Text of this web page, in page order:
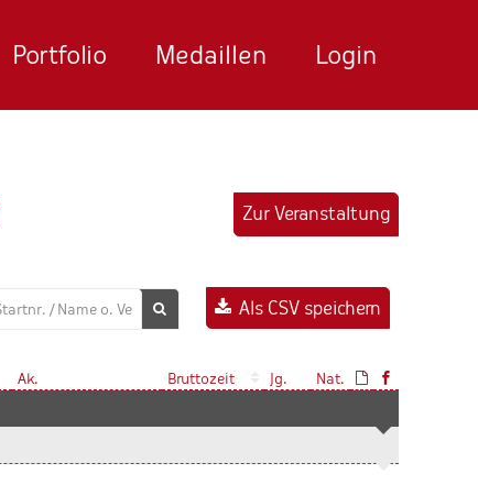
Portfolio Medaillen Login
Zur Veranstaltung
Als CSV speichern
Ak. Bruttozeit Jg.
Nat.